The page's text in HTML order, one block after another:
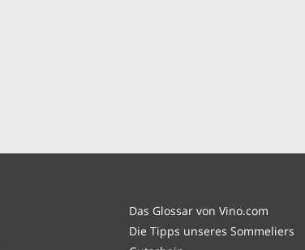
Das Glossar von Vino.com
Die Tipps unseres Sommeliers